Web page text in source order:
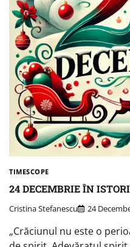
TIMESCOPE
24 DECEMBRIE ÎN
Cristina Stefanescu 24
„Crăciunul nu este o